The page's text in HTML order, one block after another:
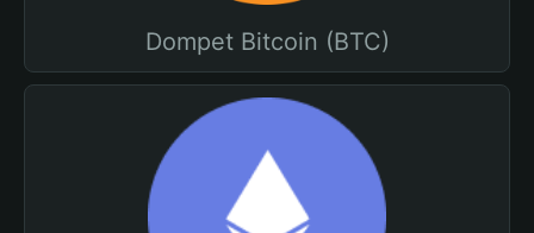
Dompet Bitcoin (BTC)